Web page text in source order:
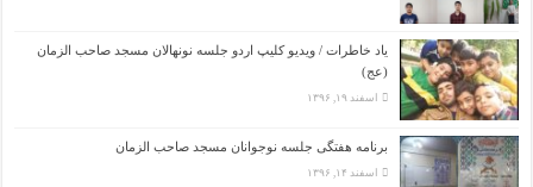
یاد خاطرات / ویدیو کلیپ اردو جلسه نونهالان مسجد صاحب الزمان
(عج)
اسفند ۱۹, ۱۳۹۶
برنامه هفتگی جلسه نوجوانان مسجد صاحب الزمان
اسفند ۱۴, ۱۳۹۶